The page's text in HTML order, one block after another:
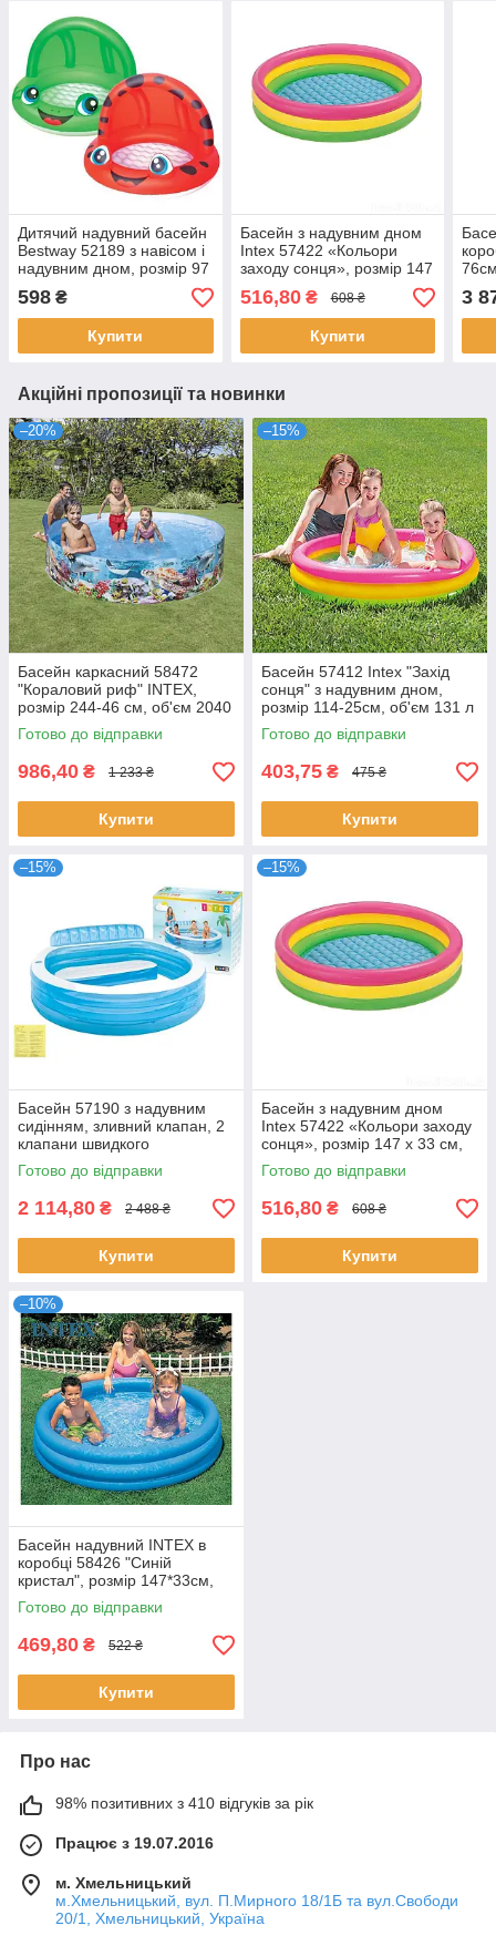
Дитячий надувний басейн
Bestway 52189 з навісом і
надувним дном, розмір 97
х 66 см, об'єм 26 л
598 ₴
Купити
Басейн з надувним дном
Intex 57422 «Кольори
заходу сонця», розмір 147
х 33 см, об'єм 275 л
516,80₴ 608 ₴
Купити
3
Акційні пропозиції та новинки
–20%
Басейн каркасний 58472
"Кораловий риф" ІNTEX,
розмір 244-46 см, об'єм 2040
л
Готово до відправки
986,40 ₴ 1 233 ₴
Купити
–15%
Басейн 57412 Intex "Захід
сонця" з надувним дном,
розмір 114-25см, об'єм 131 л
Готово до відправки
403,75 ₴ 475 ₴
Купити
–15%
Басейн 57190 з надувним
сидінням, зливний клапан, 2
клапани швидкого
накачування та здування,
розмір 229-218-79см, 590л.
Готово до відправки
2 114,80 ₴ 2 488 ₴
Купити
–15%
Басейн з надувним дном
Intex 57422 «Кольори заходу
сонця», розмір 147 х 33 см,
об'єм 275 л
Готово до відправки
516,80 ₴ 608 ₴
Купити
–10%
Басейн надувний INTEX в
коробці 58426 "Синій
кристал", розмір 147*33см,
об'єм 330 л
Готово до відправки
469,80 ₴ 522 ₴
Купити
Про нас
98% позитивних з 410 відгуків за рік
Працює з 19.07.2016
м. Хмельницький
м.Хмельницький, вул. П.Мирного 18/1Б та вул.Свободи
20/1, Хмельницький, Україна